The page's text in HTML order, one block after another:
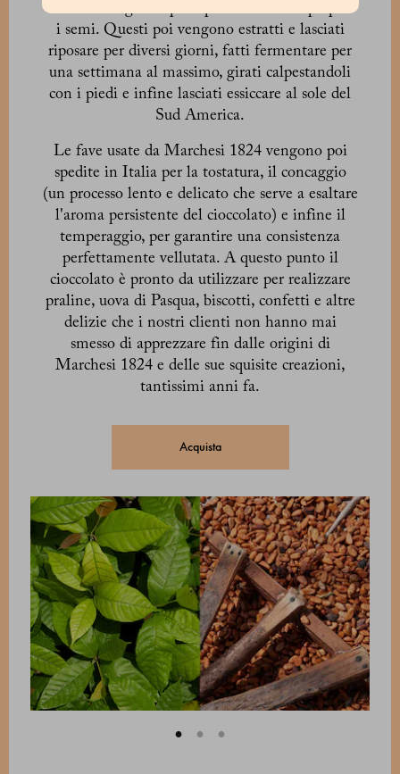
coltivati vengono aperti per liberarne la polpa e
i semi. Questi poi vengono estratti e lasciati
riposare per diversi giorni, fatti fermentare per
una settimana al massimo, girati calpestandoli
con i piedi e infine lasciati essiccare al sole del
Sud America.
Le fave usate da Marchesi 1824 vengono poi
spedite in Italia per la tostatura, il concaggio
(un processo lento e delicato che serve a esaltare
l'aroma persistente del cioccolato) e infine il
temperaggio, per garantire una consistenza
perfettamente vellutata. A questo punto il
cioccolato è pronto da utilizzare per realizzare
praline, uova di Pasqua, biscotti, confetti e altre
delizie che i nostri clienti non hanno mai
smesso di apprezzare fin dalle origini di
Marchesi 1824 e delle sue squisite creazioni,
tantissimi anni fa.
Acquista